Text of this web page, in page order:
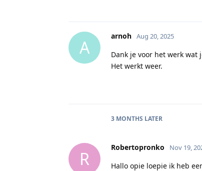
A
arnoh Aug 20, 2025
Dank je voor het werk wat
Het werkt weer.
3 MONTHS LATER
R
Robertopronko Nov 19,
Hallo opie loepie ik heb